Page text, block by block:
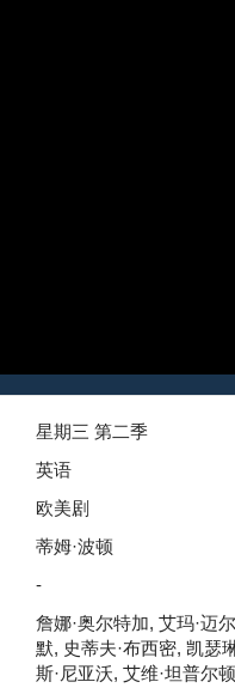
星期三 第二季
英语
欧美剧
蒂姆·波顿
-
詹娜·奥尔特加, 艾玛·迈
默, 史蒂夫·布西密, 凯瑟
斯·尼亚沃, 艾维·坦普尔